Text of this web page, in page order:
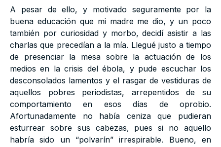
A pesar de ello, y motivado seguramente por la
buena educación que mi madre me dio, y un poco
también por curiosidad y morbo, decidí asistir a las
charlas que precedían a la mía. Llegué justo a tiempo
de presenciar la mesa sobre la actuación de los
medios en la crisis del ébola, y pude escuchar los
desconsolados lamentos y el rasgar de vestiduras de
aquellos pobres periodistas, arrepentidos de su
comportamiento en esos días de oprobio.
Afortunadamente no había ceniza que pudieran
esturrear sobre sus cabezas, pues si no aquello
habría sido un “polvarín” irrespirable. Bueno, en